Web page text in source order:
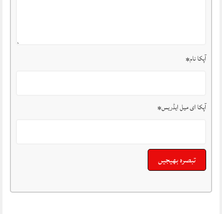
آپکا نام*
آپکا ای میل ایڈریس*